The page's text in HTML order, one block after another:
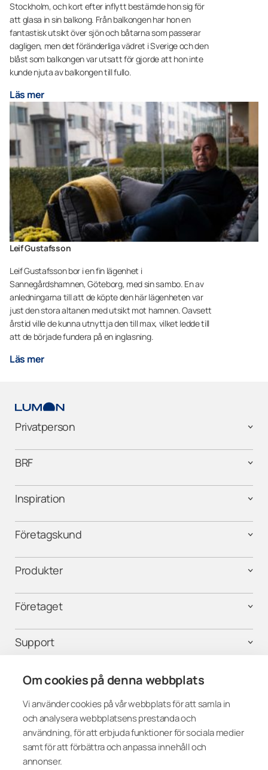
Om cookies på denna webbplats
Vi använder cookies på vår webbplats för att samla in
och analysera webbplatsens prestanda och
användning, för att erbjuda funktioner för sociala medier
samt för att förbättra och anpassa innehåll och
annonser.
Stockholm, och kort efter inflytt bestämde hon sig för
att glasa in sin balkong. Från balkongen har hon en
fantastisk utsikt över sjön och båtarna som passerar
dagligen, men det föränderliga vädret i Sverige och den
blåst som balkongen var utsatt för gjorde att hon inte
kunde njuta av balkongen till fullo.
Läs mer
Leif Gustafsson
Leif Gustafsson bor i en fin lägenhet i
Sannegårdshamnen, Göteborg, med sin sambo. En av
anledningarna till att de köpte den här lägenheten var
just den stora altanen med utsikt mot hamnen. Oavsett
årstid ville de kunna utnyttja den till max, vilket ledde till
att de började fundera på en inglasning.
Läs mer
Privatperson
BRF
Inspiration
Företagskund
Produkter
Företaget
Support
Kontakta oss
Följ oss i sociala medier